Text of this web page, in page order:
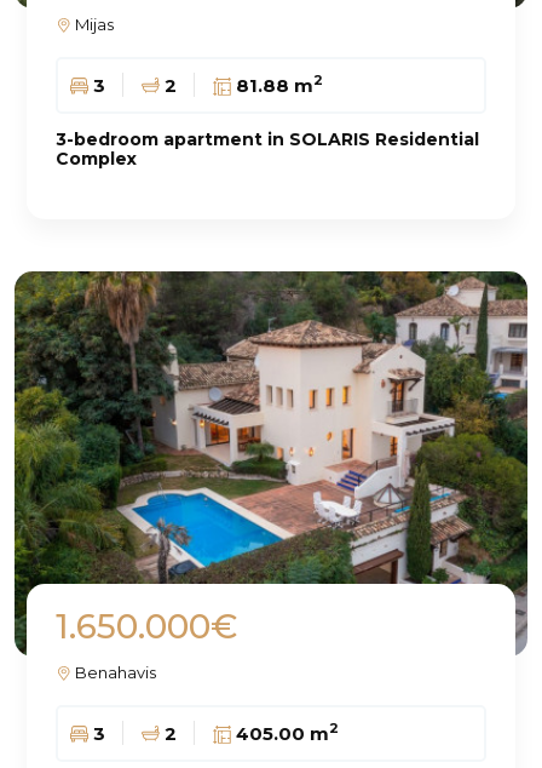
Mijas
3 2 81.88 m2
3-bedroom apartment in SOLARIS Residential
Complex
1.650.000€
Benahavis
3 2 405.00 m2